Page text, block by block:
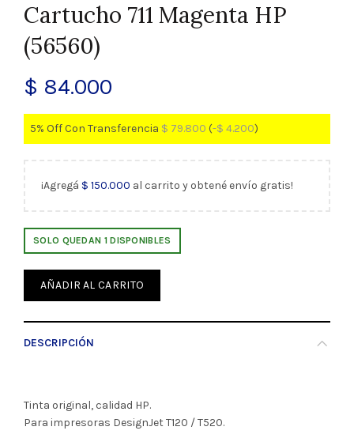
Cartucho 711 Magenta HP
(56560)
$ 84.000
5% Off Con Transferencia $ 79.800 (-$ 4.200)
¡Agregá $ 150.000 al carrito y obtené envío gratis!
SOLO QUEDAN 1 DISPONIBLES
AÑADIR AL CARRITO
DESCRIPCIÓN
Tinta original, calidad HP.
Para impresoras DesignJet T120 / T520.